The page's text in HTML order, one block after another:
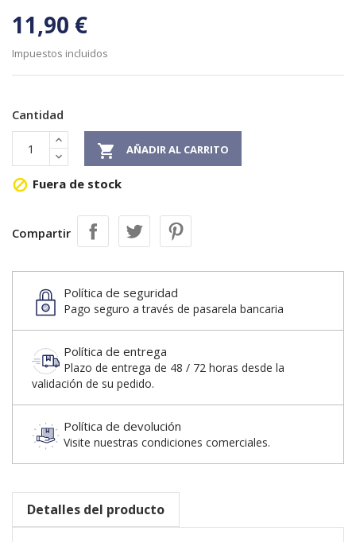
11,90 €
Impuestos incluidos
Cantidad
 AÑADIR AL CARRITO
 Fuera de stock
Compartir
Política de seguridad
Pago seguro a través de pasarela bancaria
Política de entrega
Plazo de entrega de 48 / 72 horas desde la
validación de su pedido.
Política de devolución
Visite nuestras condiciones comerciales.
Detalles del producto